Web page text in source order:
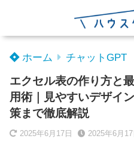
ホーム チャットGPT
エクセル表の作り方と
用術｜見やすいデザイ
策まで徹底解説
2025年6月17日 2025年6月17